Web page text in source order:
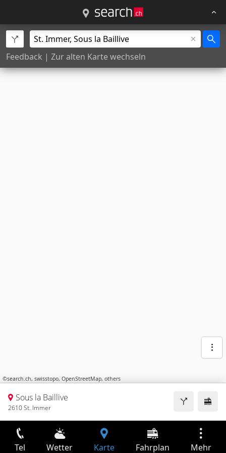
Feedback | Zur alten Karte wechseln
©search.ch, swisstopo, OpenStreetMap, others
Sous la Baillive
2610 St. Immer
Tel Wetter Karte Fahrplan Mehr